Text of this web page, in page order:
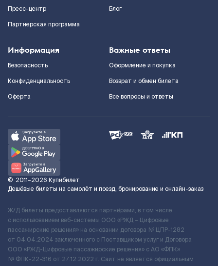
Пресс-центр
Партнерская программа
Блог
Информация
Безопасность
Конфиденциальность
Оферта
Важные ответы
Оформление и покупка
Возврат и обмен билета
Все вопросы и ответы
© 2011–2026 Купибилет
Дешёвые билеты на самолёт и поезд, бронирование и онлайн-заказ
Ж/Д билеты предоставляются партнёрами, в том числе
с использованием веб-системы ООО «РЖД – Цифровые
пассажирские решения» на основании договора № ЦПР-1282
от 04.04.2024 заключенного с Поставщиком услуг и Договора
ООО «РЖД-Цифровые пассажирские решения» c АО «ФПК»
№ ФПК-22-316 от 27.12.2022 г. Сайт не является официальным